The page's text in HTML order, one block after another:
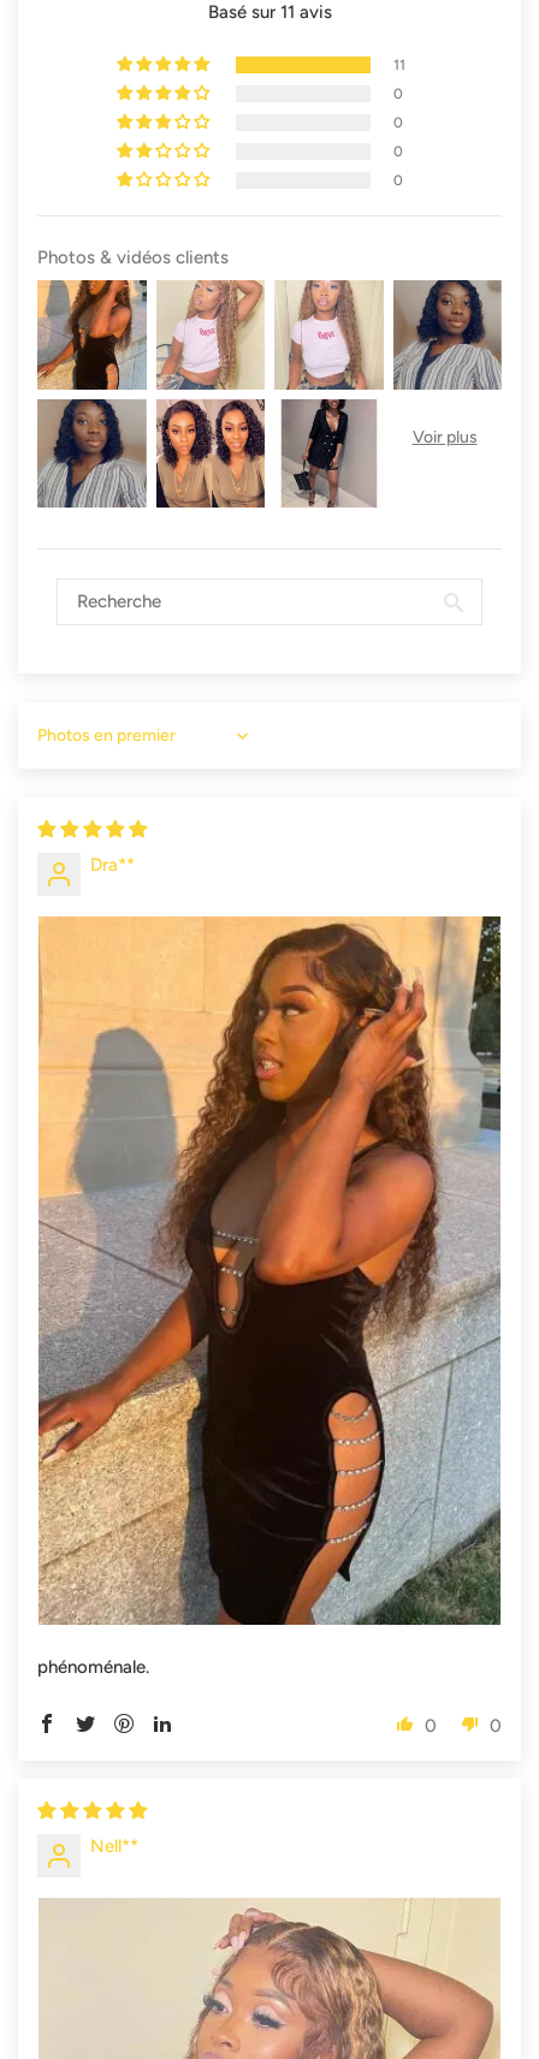
Basé sur 11 avis
11
0
0
0
0
Photos & vidéos clients
Sort by
Dra**
phénoménale.
0 0
Nell**